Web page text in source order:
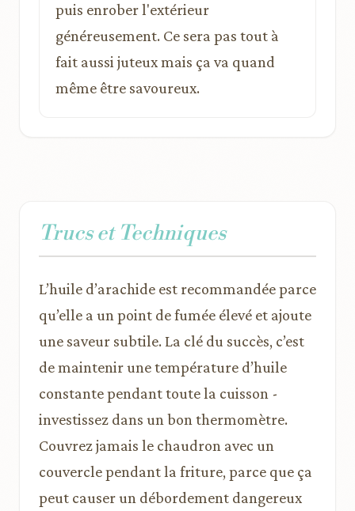
puis enrober l'extérieur
généreusement. Ce sera pas tout à
fait aussi juteux mais ça va quand
même être savoureux.
Trucs et Techniques
L’huile d’arachide est recommandée parce
qu’elle a un point de fumée élevé et ajoute
une saveur subtile. La clé du succès, c’est
de maintenir une température d’huile
constante pendant toute la cuisson -
investissez dans un bon thermomètre.
Couvrez jamais le chaudron avec un
couvercle pendant la friture, parce que ça
peut causer un débordement dangereux